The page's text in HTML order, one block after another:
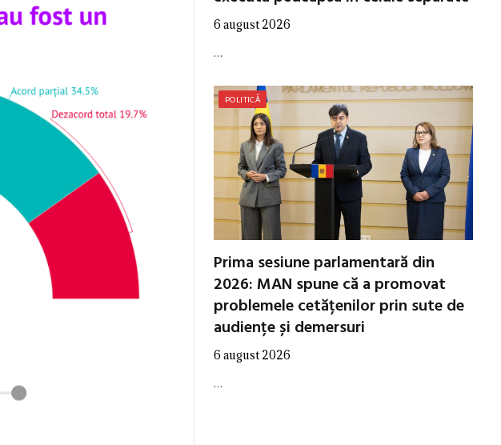
6 august 2026
…
POLITICĂ
Prima sesiune parlamentară din
2026: MAN spune că a promovat
problemele cetățenilor prin sute de
audiențe și demersuri
6 august 2026
…